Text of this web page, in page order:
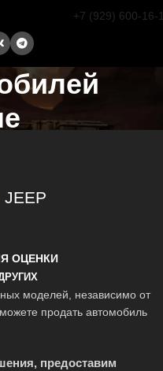
+7 (929) 600-16-
JEEP
ОЦЕНКИ
моделей, независимо от
продать автомобиль
предоставим